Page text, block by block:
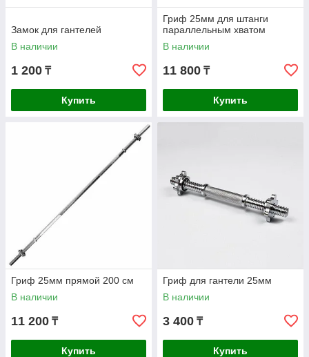
Замок для гантелей
В наличии
1 200 ₸
Купить
Гриф 25мм для штанги
параллельным хватом
В наличии
11 800 ₸
Купить
Гриф 25мм прямой 200 см
В наличии
11 200 ₸
Купить
Гриф для гантели 25мм
В наличии
3 400 ₸
Купить